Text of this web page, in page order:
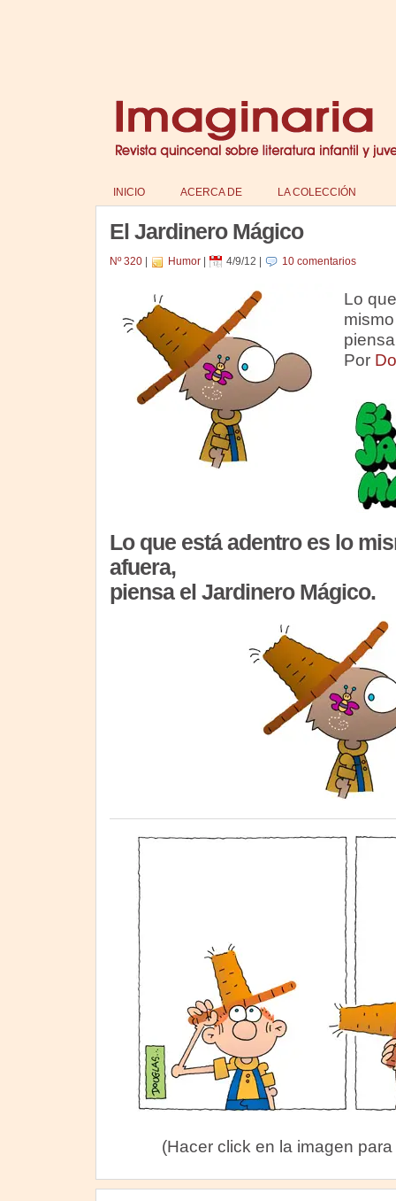
INICIO ACERCA DE LA COLECCIÓN
El Jardinero Mágico
Nº 320| Humor| 4/9/12 10 comentarios
Lo
Por
Lo que está adentro es lo
afuera,
piensa el Jardinero Mágico.
(Hacer click en la imagen